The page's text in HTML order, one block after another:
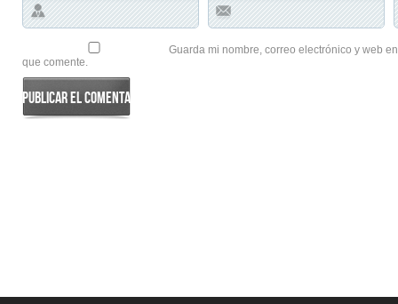
Guarda mi nombre, correo electrónico y web
que comente.